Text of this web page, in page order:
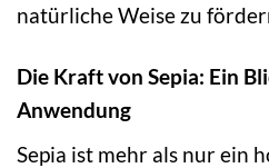
natürliche Weise zu
Die Kraft von Sepia: Ein
Anwendung
Sepia ist mehr als nur ein